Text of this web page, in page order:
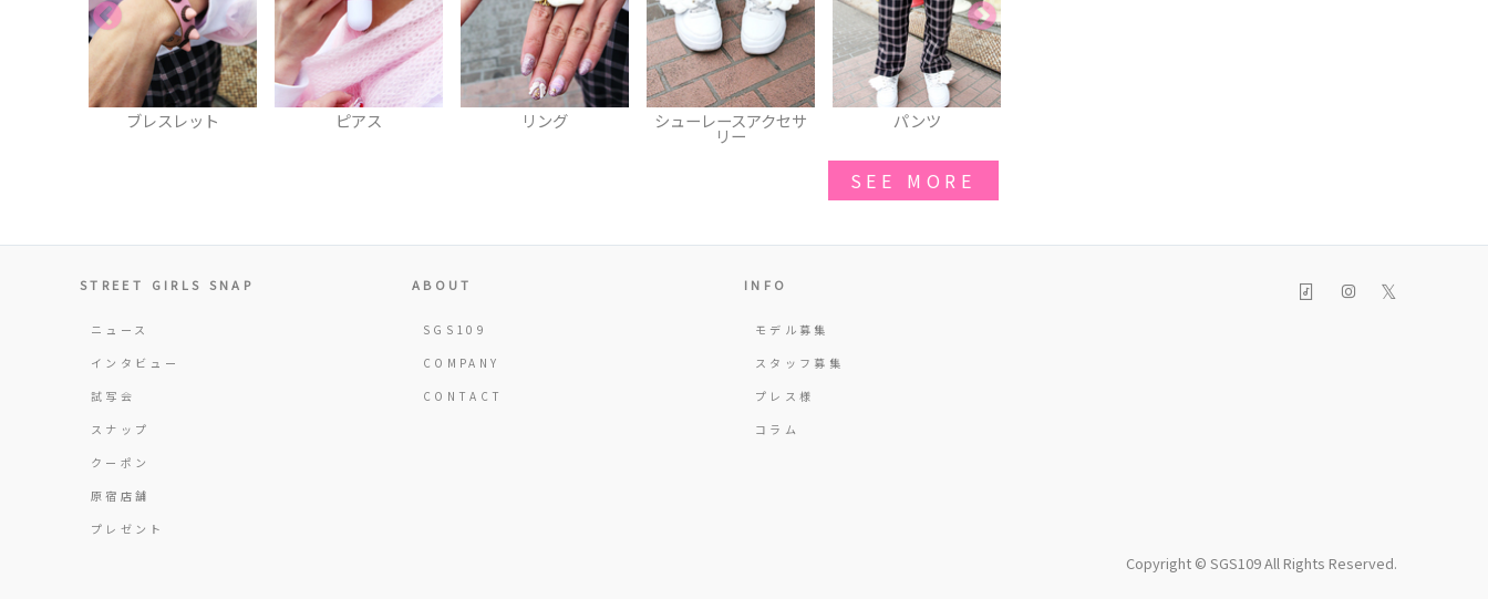
ピアス シューレースアクセサ パンツ サンダル
SEE MORE
STREET GIRLS SNAP
ニュース
インタビュー
試写会
スナップ
クーポン
原宿店舗
プレゼント
ABOUT
SGS109
COMPANY
CONTACT
INFO
モデル募集
スタッフ募集
プレス様
コラム
𝕏
Copyright © SGS109 All Rights Reserved.